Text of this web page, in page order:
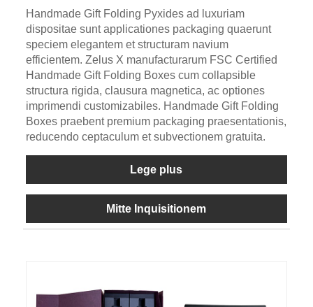
Handmade Gift Folding Pyxides ad luxuriam
dispositae sunt applicationes packaging quaerunt
speciem elegantem et structuram navium
efficientem. Zelus X manufacturarum FSC Certified
Handmade Gift Folding Boxes cum collapsible
structura rigida, clausura magnetica, ac optiones
imprimendi customizabiles. Handmade Gift Folding
Boxes praebent premium packaging praesentationis,
reducendo ceptaculum et subvectionem gratuita.
Lege plus
Mitte Inquisitionem